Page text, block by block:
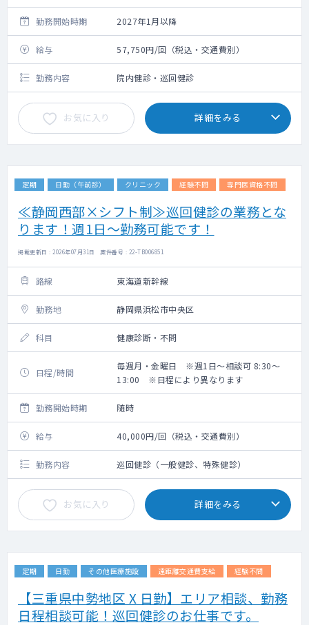
り変動有
勤務開始時期
2027年1月以降
給与 57,750円/回（税込・交通費別）
勤務内容 院内健診・巡回健診
お気に入り 詳細をみる
定期 日勤（午前診） クリニック 経験不問 専門医資格不問
≪静岡西部×シフト制≫巡回健診の業務とな
ります！週1日～勤務可能です！
掲載更新日 : 2026年07月31日 案件番号 : 22-TB006851
路線 東海道新幹線
勤務地 静岡県浜松市中央区
科目 健康診断・不問
日程/時間
毎週月・金曜日 ※週1日～相談可 8:30～
13:00 ※日程により異なります
勤務開始時期 随時
給与 40,000円/回（税込・交通費別）
勤務内容 巡回健診（一般健診、特殊健診）
お気に入り 詳細をみる
定期 日勤 その他医療施設 遠距離交通費支給 経験不問
【三重県中勢地区 X 日勤】エリア相談、勤務
日程相談可能！巡回健診のお仕事です。